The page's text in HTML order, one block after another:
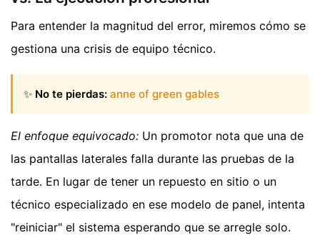
Para entender la magnitud del error, miremos cómo se
gestiona una crisis de equipo técnico.
✨ No te pierdas: anne of green gables
El enfoque equivocado: Un promotor nota que una de
las pantallas laterales falla durante las pruebas de la
tarde. En lugar de tener un repuesto en sitio o un
técnico especializado en ese modelo de panel, intenta
"reiniciar" el sistema esperando que se arregle solo.